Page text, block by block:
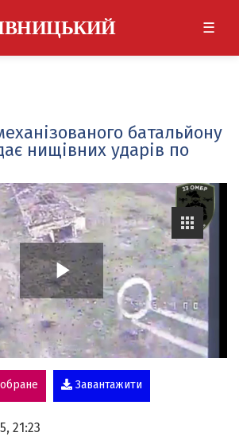
☰
батальйону
нищівних ударів по
P
l
a
Завантажити
21:23